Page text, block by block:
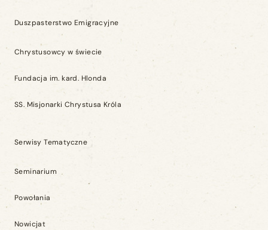
Duszpasterstwo Emigracyjne
Chrystusowcy w świecie
Fundacja im. kard. Hlonda
SS. Misjonarki Chrystusa Króla
Serwisy Tematyczne
Seminarium
Powołania
Nowicjat